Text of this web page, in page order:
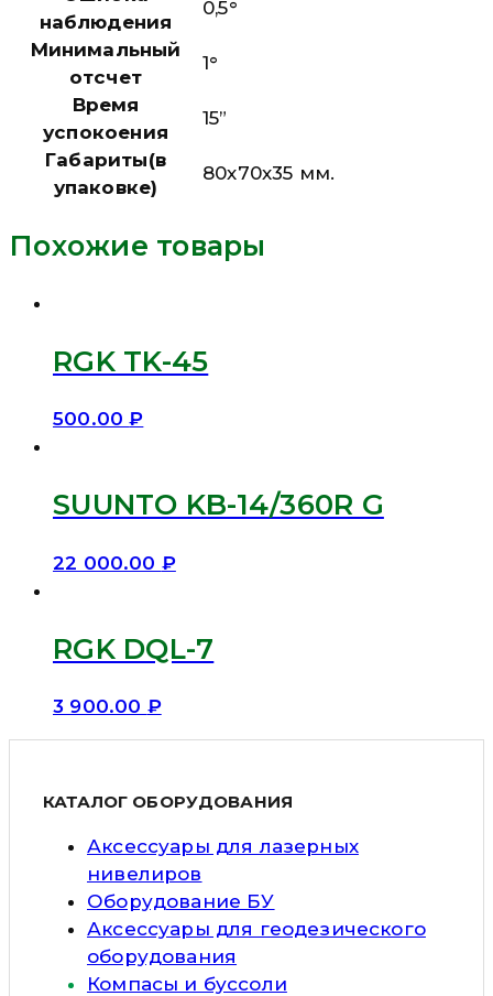
наблюдения
0,5°
Минимальный
отсчет
1°
Время
успокоения
15”
Габариты(в
упаковке)
80х70х35 мм.
Похожие товары
RGK TK-45
500.00₽
SUUNTO KB-14/360R G
22 000.00 ₽
RGK DQL-7
3 900.00 ₽
КАТАЛОГ ОБОРУДОВАНИЯ
Аксессуары для лазерных
нивелиров
Оборудование БУ
Аксессуары для геодезического
оборудования
Компасы и буссоли